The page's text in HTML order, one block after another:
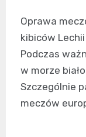
Oprawa
kibiców
Podczas
w morze
Szczególnie
meczów